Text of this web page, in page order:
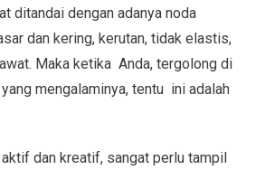
ditandai dengan adanya noda
dan kering, kerutan, tidak elastis,
Maka ketika Anda, tergolong di
mengalaminya, tentu ini adalah
dan kreatif, sangat perlu tampil